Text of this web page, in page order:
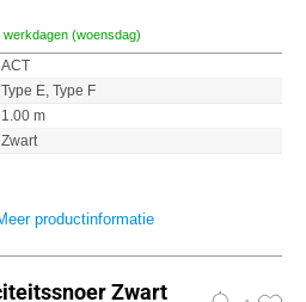
werkdagen (woensdag)
ACT
Type E, Type F
1.00 m
Zwart
productinformatie
Zwart